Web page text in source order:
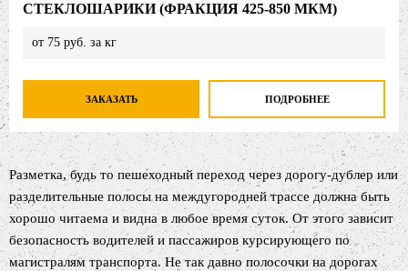
СТЕКЛОШАРИКИ (ФРАКЦИЯ 425-850 МКМ)
от 75 руб. за кг
ЗАКАЗАТЬ ПОДРОБНЕЕ
Разметка, будь то пешеходный переход через дорогу-дублер или
разделительные полосы на междугородней трассе должна быть
хорошо читаема и видна в любое время суток. От этого зависит
безопасность водителей и пассажиров курсирующего по
магистралям транспорта. Не так давно полосочки на дорогах